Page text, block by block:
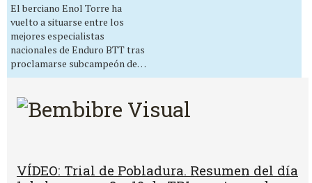
El berciano Enol Torre ha
vuelto a situarse entre los
mejores especialistas
nacionales de Enduro BTT tras
proclamarse subcampeón de…
VÍDEO: Trial de Pobladura. Resumen del día